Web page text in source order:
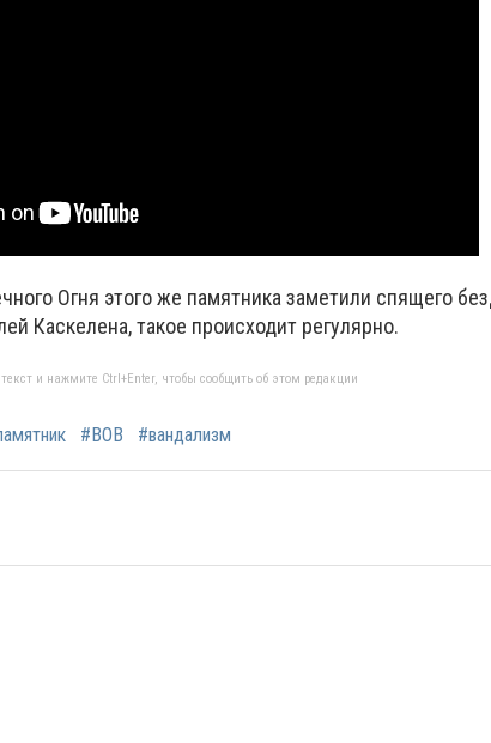
Огня этого же памятника заметили спящего
Каскелена, такое происходит регулярно.
и нажмите Ctrl+Enter, чтобы сообщить об этом редакции
#ВОВ #вандализм